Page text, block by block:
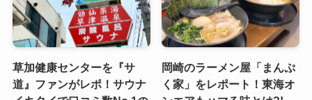
草加健康センターを『サ
道』ファンがレポ！サウナ
岡崎のラーメン屋「まんぷ
く家」をレポート！東海オ